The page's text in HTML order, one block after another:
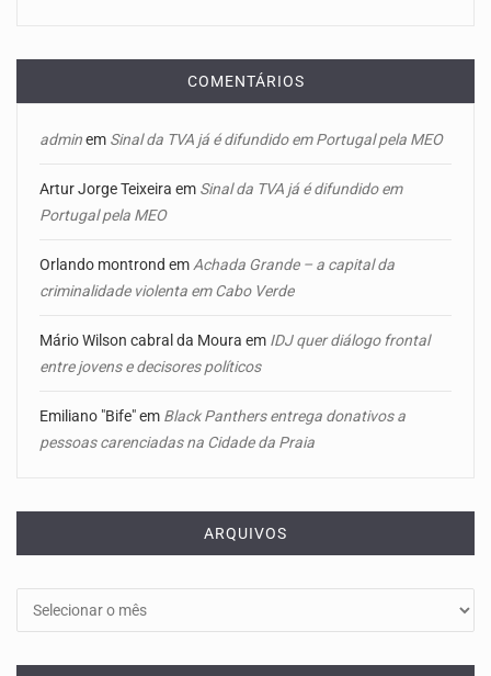
COMENTÁRIOS
adminem Sinal da TVA já é difundido em Portugal pela MEO
Artur Jorge Teixeira em Sinal da TVA já é difundido em
Portugal pela MEO
Orlando montrond em Achada Grande – a capital da
criminalidade violenta em Cabo Verde
Mário Wilson cabral da Moura em IDJ quer diálogo frontal
entre jovens e decisores políticos
Emiliano "Bife"em Black Panthers entrega donativos a
pessoas carenciadas na Cidade da Praia
ARQUIVOS